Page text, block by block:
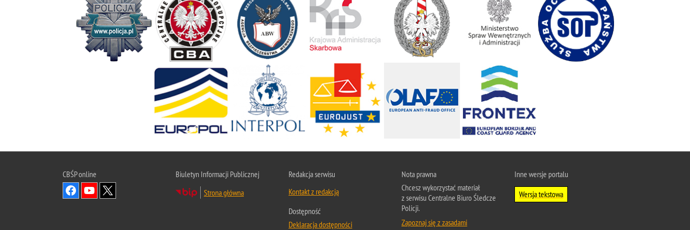
CBŚPonline
Biuletyn Informacji Publicznej
Strona główna
Redakcja serwisu
Kontakt z redakcją
Dostępność
Deklaracja dostępności
Nota prawna
Chcesz wykorzystać materiał
z serwisu Centralne Biuro Śledcze
Policji.
Zapoznaj się z zasadami
Inne wersje portalu
Wersja tekstowa